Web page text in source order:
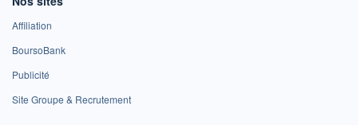
Affiliation
BoursoBank
Publicité
Site Groupe & Recrutement